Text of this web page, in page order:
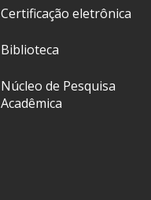
Certificação eletrônica
Biblioteca
Núcleo de Pesquisa
Acadêmica